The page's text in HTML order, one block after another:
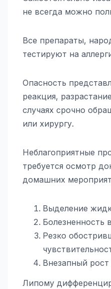
не всегда можно
Все препараты,
тестируют на
Опасность
реакция,
случаях срочно
или хирургу.
Неблагоприятные
требуется осмотр
домашних
Выделение
Болезненность
Резко
Внезапный рост
Липому